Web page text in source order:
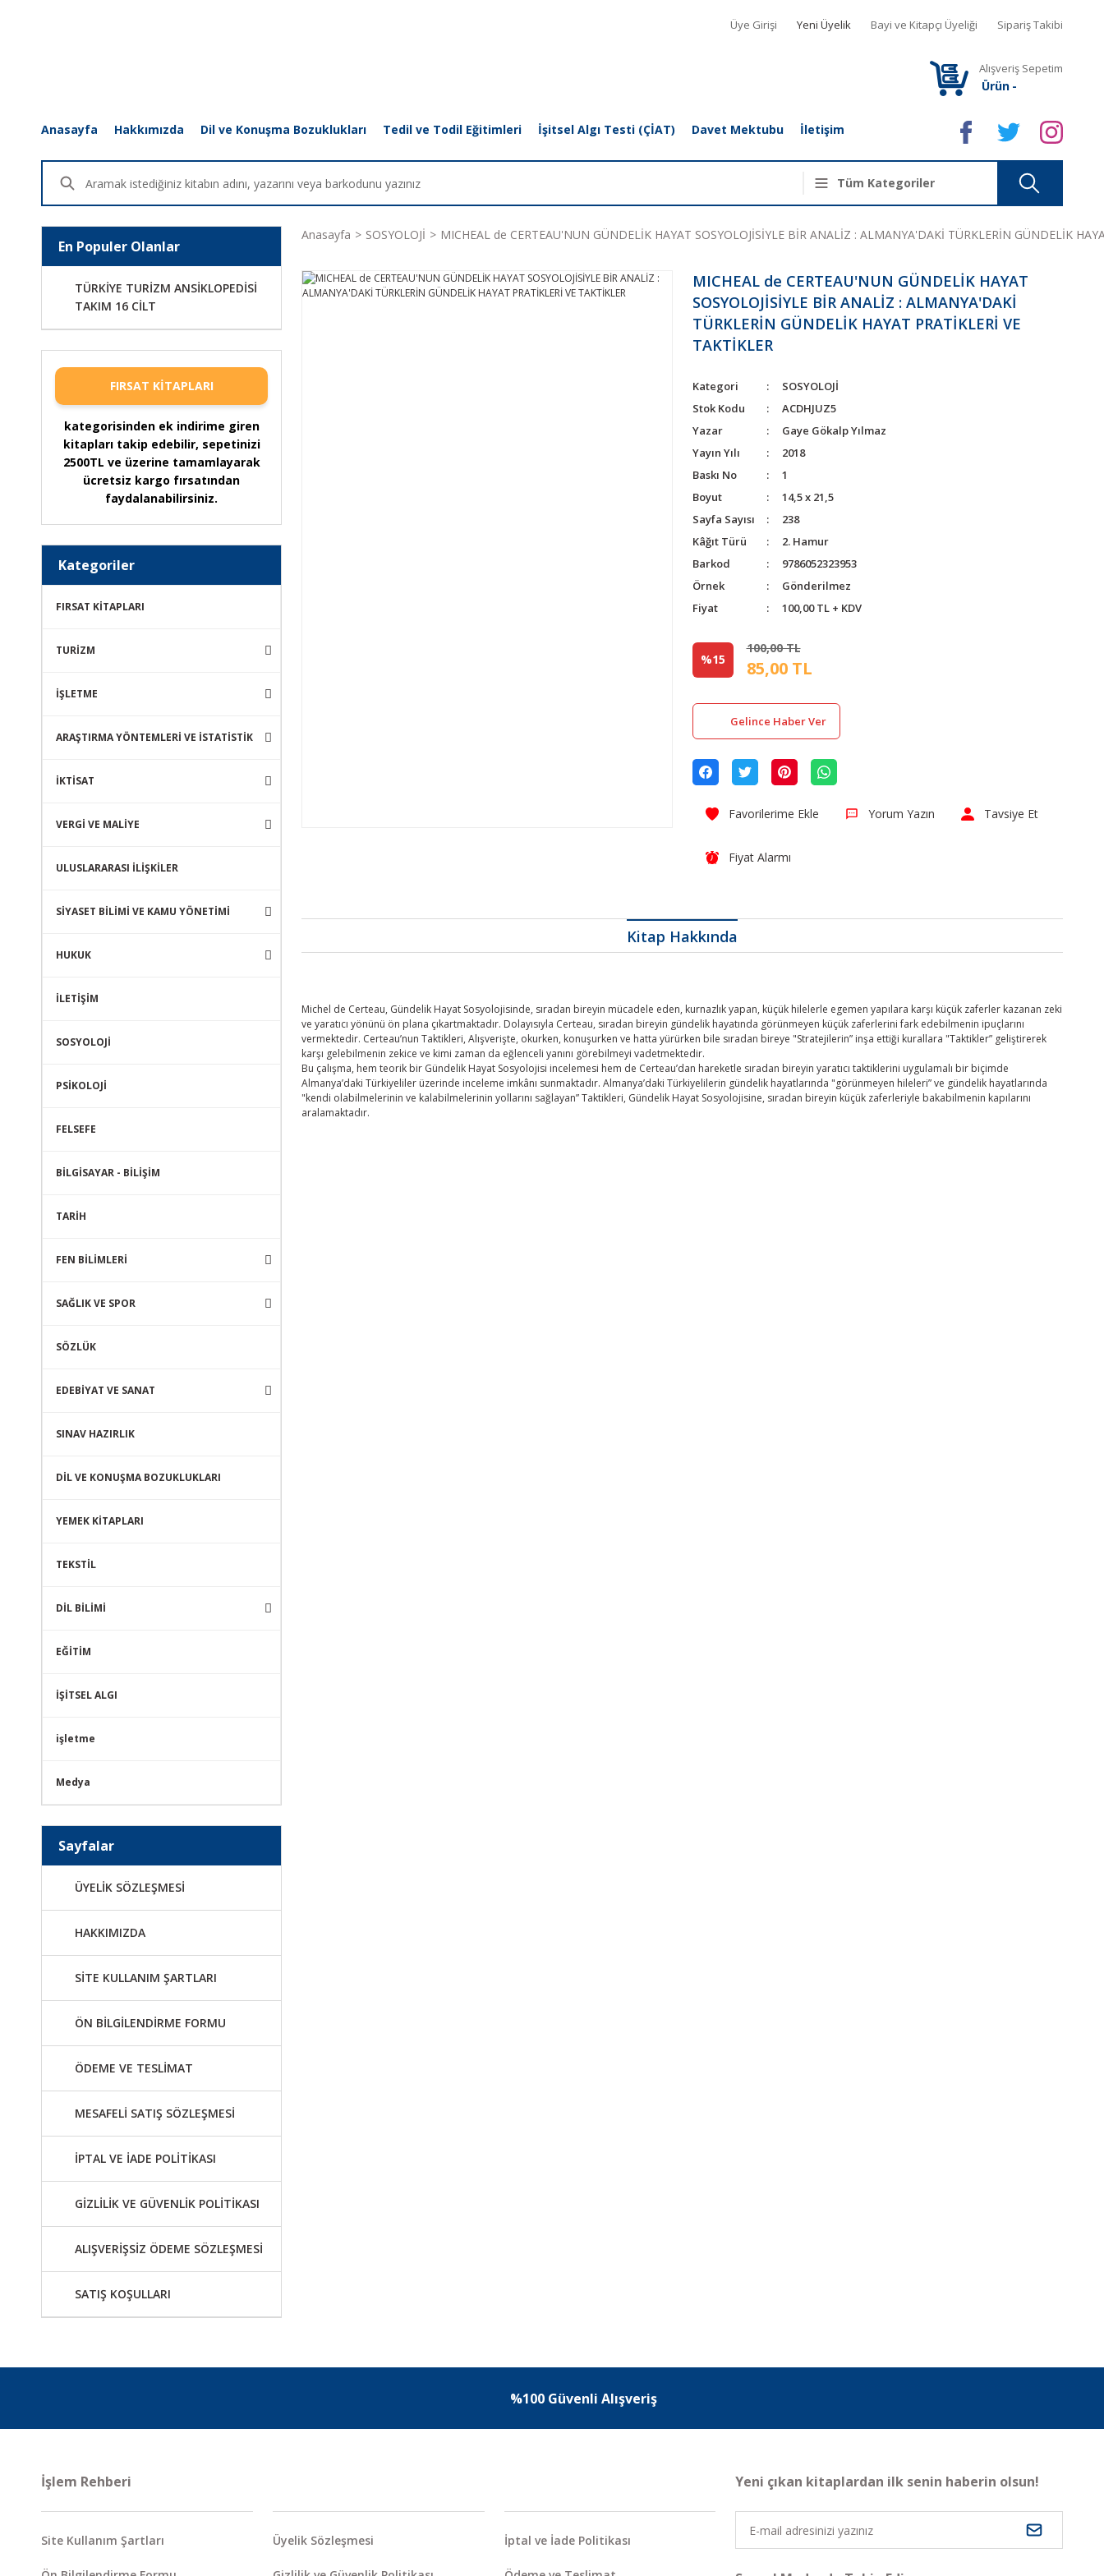
Üye Girişi Yeni Üyelik Bayi ve Kitapçı Üyeliği Sipariş Takibi
Alışveriş Sepetim
Ürün -
Anasayfa Hakkımızda Dil ve Konuşma Bozuklukları Tedil ve Todil Eğitimleri İşitsel Algı Testi (ÇİAT) Davet Mektubu İletişim
En Populer Olanlar
TÜRKİYE TURİZM ANSİKLOPEDİSİ
TAKIM 16 CİLT
FIRSAT KİTAPLARI
kategorisinden ek indirime giren
kitapları takip edebilir, sepetinizi
2500TL ve üzerine tamamlayarak
ücretsiz kargo fırsatından
faydalanabilirsiniz.
Kategoriler
FIRSAT KİTAPLARI
TURİZM
İŞLETME
ARAŞTIRMA YÖNTEMLERİ VE İSTATİSTİK
İKTİSAT
VERGİ VE MALİYE
ULUSLARARASI İLİŞKİLER
SİYASET BİLİMİ VE KAMU YÖNETİMİ
HUKUK
İLETİŞİM
SOSYOLOJİ
PSİKOLOJİ
FELSEFE
BİLGİSAYAR - BİLİŞİM
TARİH
FEN BİLİMLERİ
SAĞLIK VE SPOR
SÖZLÜK
EDEBİYAT VE SANAT
SINAV HAZIRLIK
DİL VE KONUŞMA BOZUKLUKLARI
YEMEK KİTAPLARI
TEKSTİL
DİL BİLİMİ
EĞİTİM
İŞİTSEL ALGI
işletme
Medya
Sayfalar
ÜYELİK SÖZLEŞMESİ
HAKKIMIZDA
SİTE KULLANIM ŞARTLARI
ÖN BİLGİLENDİRME FORMU
ÖDEME VE TESLİMAT
MESAFELİ SATIŞ SÖZLEŞMESİ
İPTAL VE İADE POLİTİKASI
GİZLİLİK VE GÜVENLİK POLİTİKASI
ALIŞVERİŞSİZ ÖDEME SÖZLEŞMESİ
SATIŞ KOŞULLARI
Anasayfa SOSYOLOJİ MICHEAL de CERTEAU'NUN GÜNDELİK HAYAT SOSYOLOJİSİYLE BİR ANALİZ : ALMANYA'DAKİ TÜRKLERİN GÜNDELİK
MICHEAL de CERTEAU'NUN GÜNDELİK HAYAT
SOSYOLOJİSİYLE BİR ANALİZ : ALMANYA'DAKİ
TÜRKLERİN GÜNDELİK HAYAT PRATİKLERİ VE
TAKTİKLER
Kategori
SOSYOLOJİ
Stok Kodu
ACDHJUZ5
Yazar
Gaye Gökalp Yılmaz
Yayın Yılı
2018
Baskı No
1
Boyut
14,5 x 21,5
Sayfa Sayısı
238
Kâğıt Türü
2. Hamur
Barkod
9786052323953
Örnek
Gönderilmez
Fiyat
100,00 TL + KDV
%15
100,00 TL
85,00 TL
Gelince Haber Ver
Yorum Yazın Tavsiye Et
Fiyat Alarmı
Kitap Hakkında
Michel de Certeau, Gündelik Hayat Sosyolojisinde, sıradan bireyin mücadele eden, kurnazlık yapan, küçük hilelerle egemen yapılara karşı küçük zaferler kazanan zeki
ve yaratıcı yönünü ön plana çıkartmaktadır. Dolayısıyla Certeau, sıradan bireyin gündelik hayatında görünmeyen küçük zaferlerini fark edebilmenin ipuçlarını
vermektedir. Certeau’nun Taktikleri, Alışverişte, okurken, konuşurken ve hatta yürürken bile sıradan bireye "Stratejilerin” inşa ettiği kurallara "Taktikler” geliştirerek
karşı gelebilmenin zekice ve kimi zaman da eğlenceli yanını görebilmeyi vadetmektedir.
Bu çalışma, hem teorik bir Gündelik Hayat Sosyolojisi incelemesi hem de Certeau’dan hareketle sıradan bireyin yaratıcı taktiklerini uygulamalı bir biçimde
Almanya’daki Türkiyeliler üzerinde inceleme imkânı sunmaktadır. Almanya’daki Türkiyelilerin gündelik hayatlarında "görünmeyen hileleri” ve gündelik hayatlarında
"kendi olabilmelerinin ve kalabilmelerinin yollarını sağlayan” Taktikleri, Gündelik Hayat Sosyolojisine, sıradan bireyin küçük zaferleriyle bakabilmenin kapılarını
aralamaktadır.
%100 Güvenli Alışveriş
İşlem Rehberi
Site Kullanım Şartları Üyelik Sözleşmesi İptal ve İade Politikası
Yeni çıkan kitaplardan ilk senin haberin olsun!